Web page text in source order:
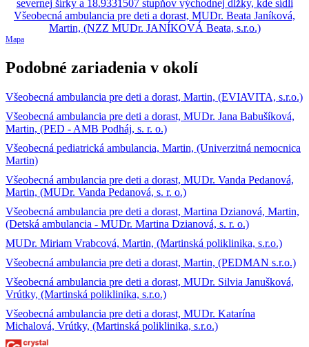
Mapa
Podobné zariadenia v okolí
Všeobecná ambulancia pre deti a dorast, Martin, (EVIAVITA, s.r.o.)
Všeobecná ambulancia pre deti a dorast, MUDr. Jana Babušíková,
Martin, (PED - AMB Podháj, s. r. o.)
Všeobecná pediatrická ambulancia, Martin, (Univerzitná nemocnica
Martin)
Všeobecná ambulancia pre deti a dorast, MUDr. Vanda Pedanová,
Martin, (MUDr. Vanda Pedanová, s. r. o.)
Všeobecná ambulancia pre deti a dorast, Martina Dzianová, Martin,
(Detská ambulancia - MUDr. Martina Dzianová, s. r. o.)
MUDr. Miriam Vrabcová, Martin, (Martinská poliklinika, s.r.o.)
Všeobecná ambulancia pre deti a dorast, Martin, (PEDMAN s.r.o.)
Všeobecná ambulancia pre deti a dorast, MUDr. Silvia Janušková,
Vrútky, (Martinská poliklinika, s.r.o.)
Všeobecná ambulancia pre deti a dorast, MUDr. Katarína
Michalová, Vrútky, (Martinská poliklinika, s.r.o.)